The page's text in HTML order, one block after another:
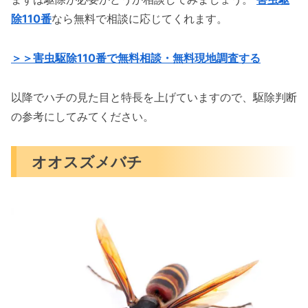
除110番なら無料で相談に応じてくれます。
＞＞害虫駆除110番で無料相談・無料現地調査する
以降でハチの見た目と特長を上げていますので、駆除判断
の参考にしてみてください。
オオスズメバチ